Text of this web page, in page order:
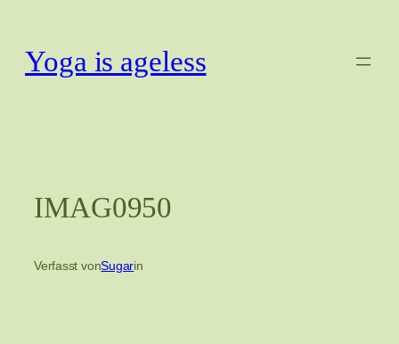
springen
Yoga is ageless
IMAG0950
Verfasst vonSugarin